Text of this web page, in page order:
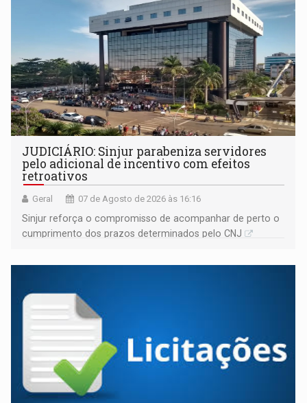
JUDICIÁRIO: Sinjur parabeniza servidores
pelo adicional de incentivo com efeitos
retroativos
Geral 07 de Agosto de 2026 às 16:16
Sinjur reforça o compromisso de acompanhar de perto o
cumprimento dos prazos determinados pelo CNJ